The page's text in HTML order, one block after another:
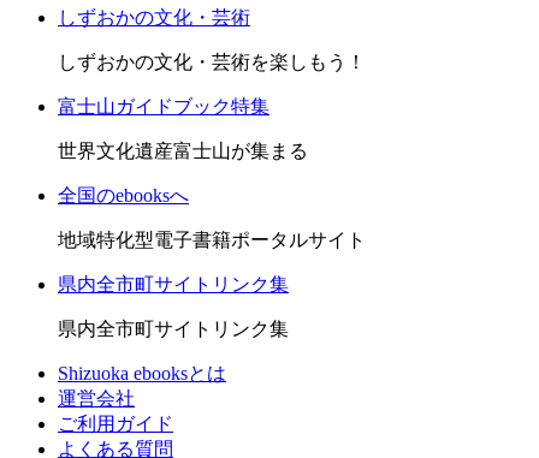
しずおかの文化・芸術
しずおかの文化・芸術を楽しもう！
富士山ガイドブック特集
世界文化遺産富士山が集まる
全国のebooksへ
地域特化型電子書籍ポータルサイト
県内全市町サイトリンク集
県内全市町サイトリンク集
Shizuoka ebooksとは
運営会社
ご利用ガイド
よくある質問